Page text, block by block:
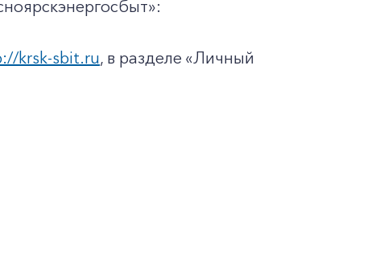
krsk-sbit.ru, в разделе «Личный